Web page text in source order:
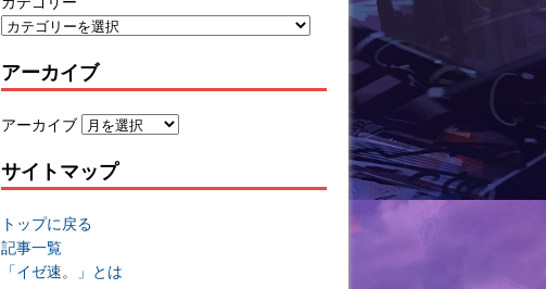
アーカイブ
アーカイブ
サイトマップ
トップに戻る
記事一覧
「イゼ速。」とは